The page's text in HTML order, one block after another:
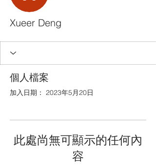
Xueer Deng
個人檔案
加入日期： 2023年5月20日
此處尚無可顯示的任何內
容